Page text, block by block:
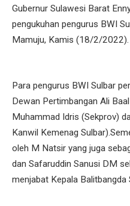
Gubernur Sulawesi Barat
pengukuhan pengurus BWI
Mamuju, Kamis (18/2/2022).
Para pengurus BWI Sulbar
Dewan Pertimbangan Ali
Muhammad Idris (Sekprov)
Kanwil Kemenag
oleh M Natsir yang juga
dan Safaruddin Sanusi DM
menjabat Kepala Balitbangda